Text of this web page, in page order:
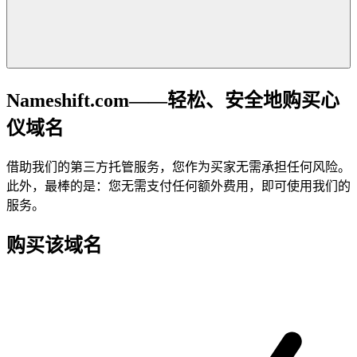
Nameshift.com——轻松、安全地购买心
仪域名
借助我们的第三方托管服务，您作为买家无需承担任何风险。
此外，最棒的是：您无需支付任何额外费用，即可使用我们的
服务。
购买该域名